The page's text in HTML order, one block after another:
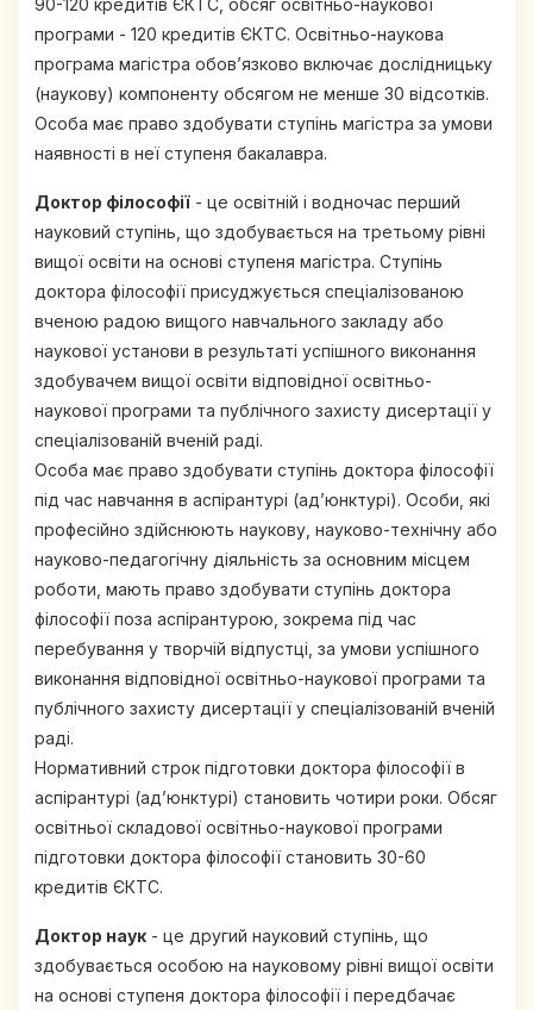
90-120 кредитів ЄКТС, обсяг освітньо-наукової
програми - 120 кредитів ЄКТС. Освітньо-наукова
програма магістра обов’язково включає дослідницьку
(наукову) компоненту обсягом не менше 30 відсотків.
Особа має право здобувати ступінь магістра за умови
наявності в неї ступеня бакалавра.
Доктор філософії - це освітній і водночас перший
науковий ступінь, що здобувається на третьому рівні
вищої освіти на основі ступеня магістра. Ступінь
доктора філософії присуджується спеціалізованою
вченою радою вищого навчального закладу або
наукової установи в результаті успішного виконання
здобувачем вищої освіти відповідної освітньо-
наукової програми та публічного захисту дисертації у
спеціалізованій вченій раді.
Особа має право здобувати ступінь доктора філософії
під час навчання в аспірантурі (ад’юнктурі). Особи, які
професійно здійснюють наукову, науково-технічну або
науково-педагогічну діяльність за основним місцем
роботи, мають право здобувати ступінь доктора
філософії поза аспірантурою, зокрема під час
перебування у творчій відпустці, за умови успішного
виконання відповідної освітньо-наукової програми та
публічного захисту дисертації у спеціалізованій вченій
раді.
Нормативний строк підготовки доктора філософії в
аспірантурі (ад’юнктурі) становить чотири роки. Обсяг
освітньої складової освітньо-наукової програми
підготовки доктора філософії становить 30-60
кредитів ЄКТС.
Доктор наук - це другий науковий ступінь, що
здобувається особою на науковому рівні вищої освіти
на основі ступеня доктора філософії і передбачає